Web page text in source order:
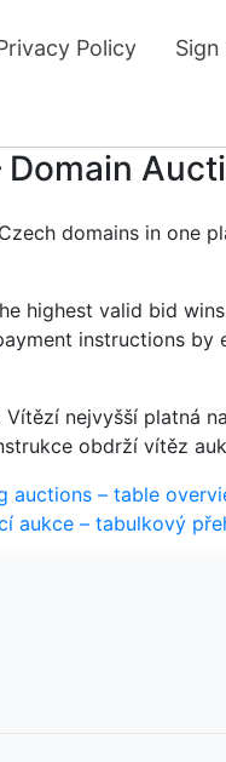
Policy Sign
Domain
domains in one
highest valid bid
instructions
nejvyšší platná
obdrží vítěz
auctions – table
aukce – tabulkový